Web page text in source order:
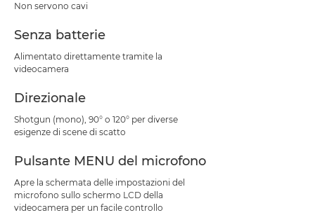
Non servono cavi
Senza batterie
Alimentato direttamente tramite la
videocamera
Direzionale
Shotgun (mono), 90° o 120° per diverse
esigenze di scene di scatto
Pulsante MENU del microfono
Apre la schermata delle impostazioni del
microfono sullo schermo LCD della
videocamera per un facile controllo